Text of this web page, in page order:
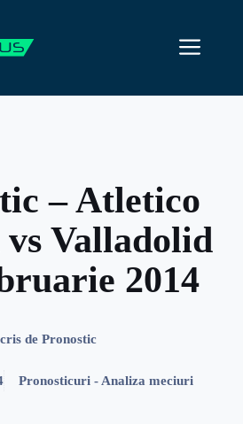
– Atletico
Valladolid
2014
de Pronostic
Pronosticuri - Analiza meciuri